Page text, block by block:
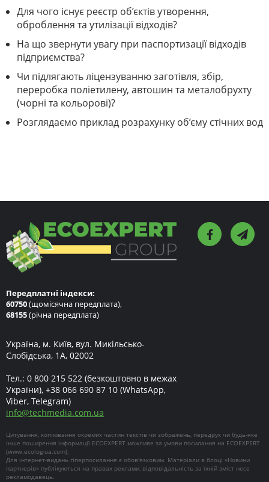
Для чого існує реєстр об’єктів утворення,
оброблення та утилізації відходів?
На що звернути увагу при паспортизації відходів
підприємства?
Чи підлягають ліцензуванню заготівля, збір,
переробка поліетилену, автошин та металобрухту
(чорні та кольорові)?
Розглядаємо приклад розрахунку об’єму стічних вод
Передплатні індекси:
60750(щомісячна передплата),
68155(річна передплата)
Україна, м. Київ, вул. Микільсько-
Слобідська, 1А, 02002
Тел.: 0 800 215 522 (безкоштовно в межах
України), +38 066 690 87 10 (WhatsApp,
Viber, Telegram)
info@techmedia.com.ua
Цитування, копіювання окремих частин текстів чи зображень, передрук чи будь-яке
інше поширення інформації ECOEXPERT можливе за умови посилання на ECOEXPERT
(www.ecolog-ua.com).
Для інтернет-видань гіперпосилання є обов'язковим. Матеріали в блоці «Новини
партнерів» публікуються на правах реклами, відповідальність за їхній зміст несе
рекламодавець.